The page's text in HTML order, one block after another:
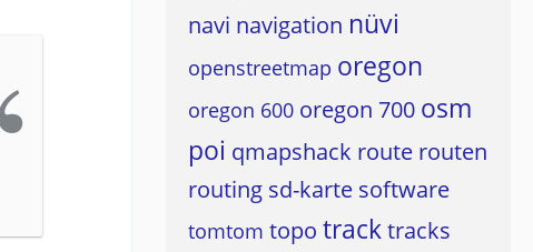
navi navigation nüvi
openstreetmap oregon
oregon 600 oregon 700 osm
poi qmapshack route routen
routing sd-karte software
tomtom topo tracktracks